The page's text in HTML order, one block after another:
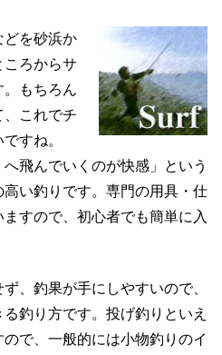
どを砂浜か
ころからサ
。もちろん
これでチ
すね。
へ飛んでいくのが快感」という
い釣りです。専門の用具・仕
すので、初心者でも簡単に入
、釣果が手にしやすいので、
釣り方です。投げ釣りといえ
で、一般的には小物釣りのイ